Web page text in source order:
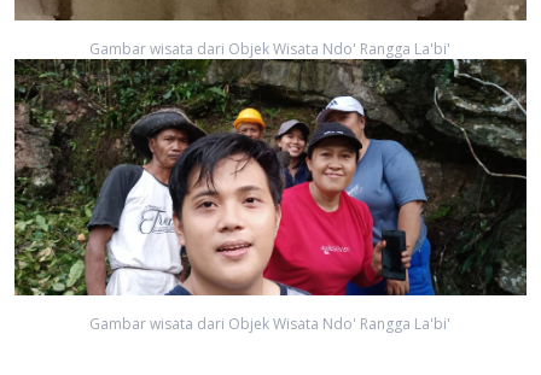
Gambar wisata dari Objek Wisata Ndo' Rangga La'bi'
Gambar wisata dari Objek Wisata Ndo' Rangga La'bi'